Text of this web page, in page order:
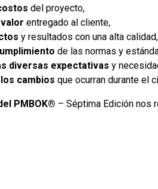
del proyecto,
entregado al cliente,
y resultados con una alta calidad,
de las normas y
diversas expectativas y
cambios que ocurran durante el
PMBOK® – Séptima Edición nos